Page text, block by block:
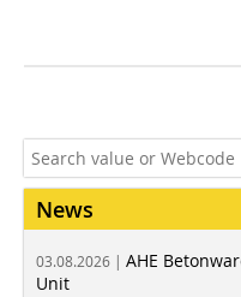
News
03.08.2026 | AHE
Unit